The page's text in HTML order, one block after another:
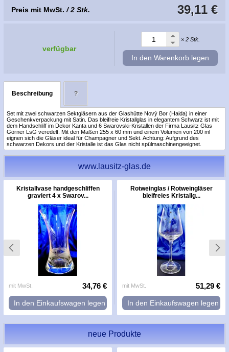
39,11 €
Preis mit MwSt. / 2 Stk.
verfügbar
× 2 Stk.
In den Warenkorb legen
Beschreibung ?
Set mit zwei schwarzen Sektgläsern aus der Glashütte Nový Bor (Haida) in einer
Geschenkverpackung mit Satin. Das bleifreie Kristallglas in elegantem Schwarz ist mit
dem Handschliff im Dekor Kanta und 6 Swarovski-Kristallen der Firma Lausitz Glas
Görner LsG veredelt. Mit den Maßen 255 x 60 mm und einem Volumen von 200 ml
eignen sich die Gläser ideal für Champagner und Sekt. Achtung: Aufgrund des
schwarzen Dekors und der Kristalle ist das Glas nicht spülmaschinengeeignet.
www.lausitz-glas.de
Kristallvase handgeschliffen
graviert 4 x Swarov...
mit MwSt. 34,76 €
In den Einkaufswagen legen
Rotweinglas / Rotweingläser
bleifreies Kristallg...
mit MwSt. 51,29 €
In den Einkaufswagen legen
neue Produkte